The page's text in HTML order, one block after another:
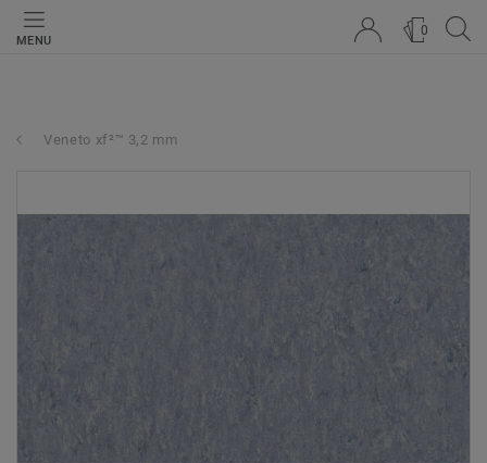
MENU
0
Veneto xf²™ 3,2 mm